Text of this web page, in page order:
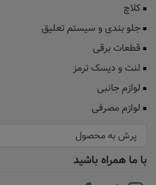
کلاچ
جلو بندی و سیستم تعلیق
قطعات برقی
لنت و دیسک ترمز
لوازم جانبی
لوازم مصرفی
با ما همراه باشید